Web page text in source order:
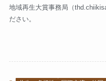
地域再生大賞事務局（
ださい。